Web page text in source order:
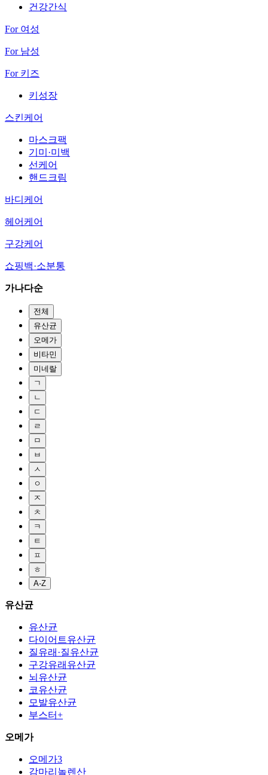
건강간식
For 여성
For 남성
For 키즈
키성장
스킨케어
마스크팩
기미·미백
선케어
핸드크림
바디케어
헤어케어
구강케어
쇼핑백·소분통
가나다순
전체
유산균
오메가
비타민
미네랄
ㄱ
ㄴ
ㄷ
ㄹ
ㅁ
ㅂ
ㅅ
ㅇ
ㅈ
ㅊ
ㅋ
ㅌ
ㅍ
ㅎ
A-Z
유산균
유산균
다이어트유산균
질유래·질유산균
구강유래유산균
뇌유산균
코유산균
모발유산균
부스터+
오메가
오메가3
감마리놀렌산